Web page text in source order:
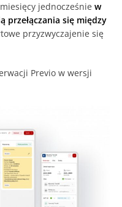
jednocześnie w
przełączania się między
przyzwyczajenie się
Previo w wersji